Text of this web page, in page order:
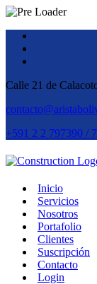
Calle 21 de
+591 2 2 797390 /
Inicio
Servicios
Nosotros
Portafolio
Clientes
Suscripción
Contacto
Login